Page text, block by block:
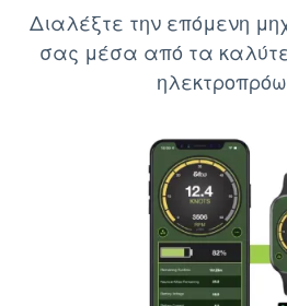
Διαλέξτε την επόμενη
σας μέσα από τα